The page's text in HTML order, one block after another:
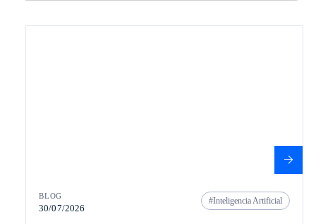
BLOG
30/07/2026
Inteligencia Artificial